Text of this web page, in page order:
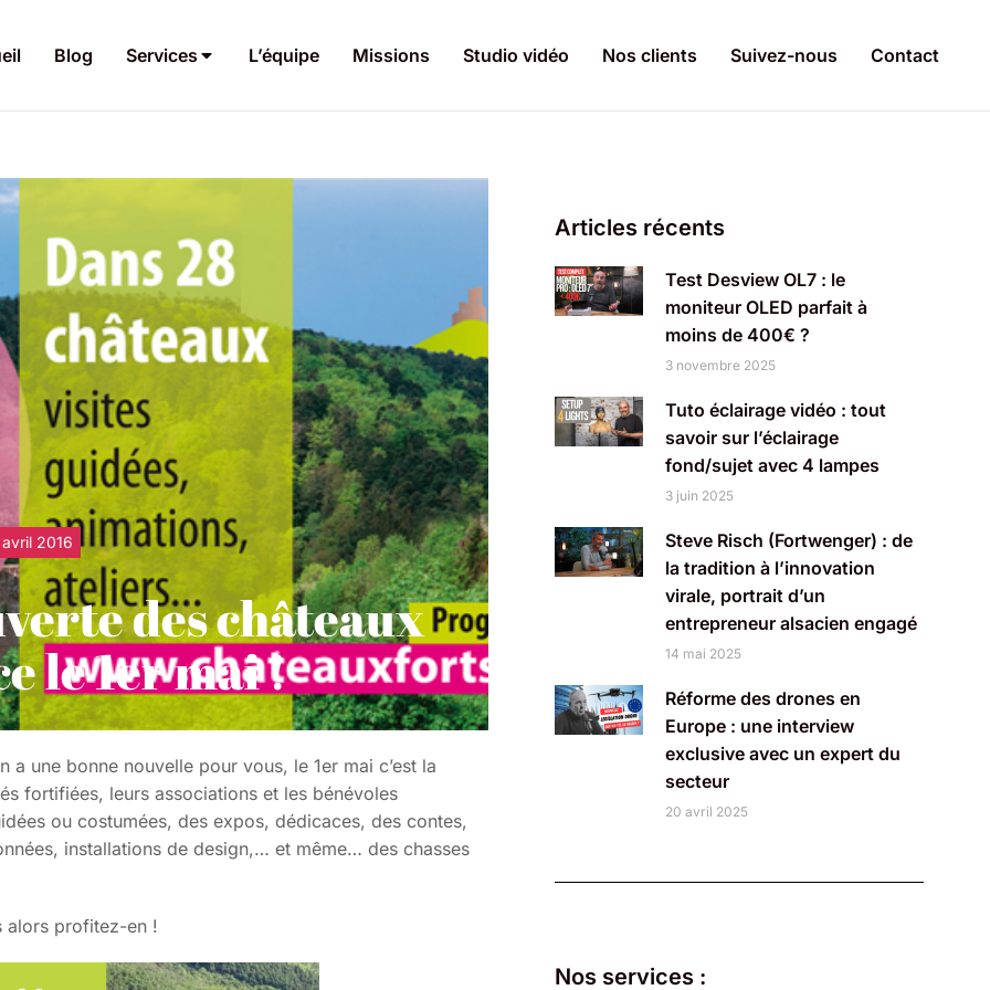
Blog Services L’équipe Missions Studio vidéo Nos clients Suivez-nous Contact
2016
des châteaux
le 1er mai !
une bonne nouvelle pour vous, le 1er mai c’est la
fortifiées, leurs associations et les bénévoles
ou costumées, des expos, dédicaces, des contes,
installations de design,… et même… des chasses
alors profitez-en !
Articles récents
Test Desview OL7 : le
moniteur OLED parfait à
moins de 400€ ?
3 novembre 2025
Tuto éclairage vidéo : tout
savoir sur l’éclairage
fond/sujet avec 4 lampes
3 juin 2025
Steve Risch (Fortwenger) : de
la tradition à l’innovation
virale, portrait d’un
entrepreneur alsacien engagé
14 mai 2025
Réforme des drones en
Europe : une interview
exclusive avec un expert du
secteur
20 avril 2025
Nos services :